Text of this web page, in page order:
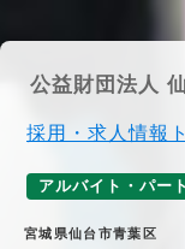
公益財団法人
採用・求人情報
アルバイト・パート
宮城県仙台市青葉区